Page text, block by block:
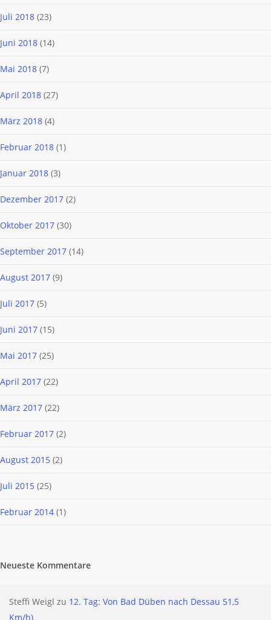
Juli 2018 (23)
Juni 2018 (14)
Mai 2018 (7)
April 2018 (27)
März 2018 (4)
Februar 2018 (1)
Januar 2018 (3)
Dezember 2017 (2)
Oktober 2017 (30)
September 2017 (14)
August 2017 (9)
Juli 2017 (5)
Juni 2017 (15)
Mai 2017 (25)
April 2017 (22)
März 2017 (22)
Februar 2017 (2)
August 2015 (2)
Juli 2015 (25)
Februar 2014 (1)
Neueste Kommentare
Steffi Weigl zu 12. Tag: Von Bad Düben nach Dessau 51,5
Km/h)